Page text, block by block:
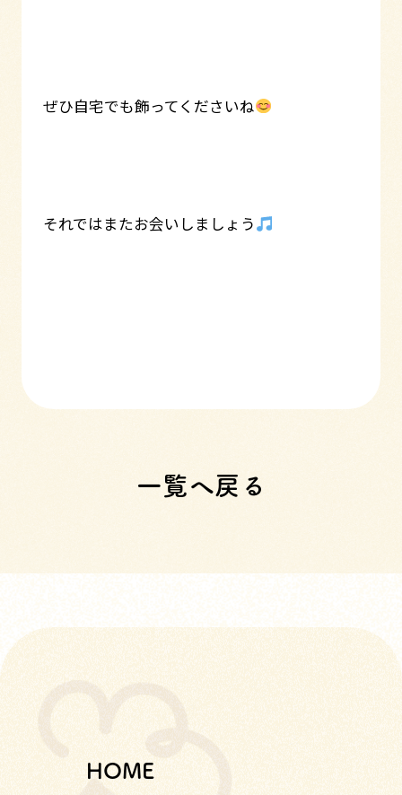
ぜひ自宅でも飾ってくださいね
それではまたお会いしましょう
一覧へ戻る
HOME